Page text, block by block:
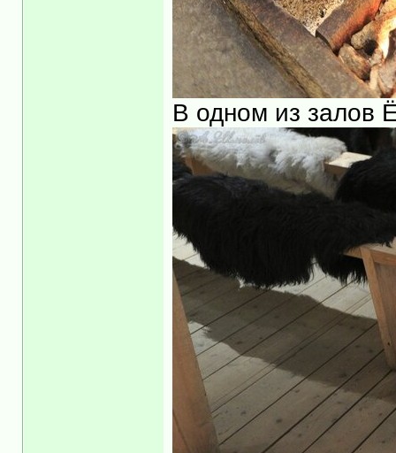
В одном из залов